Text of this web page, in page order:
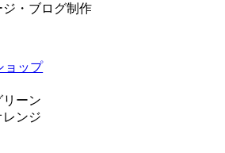
ジ・ブログ制作
ョップ
リーン
レンジ